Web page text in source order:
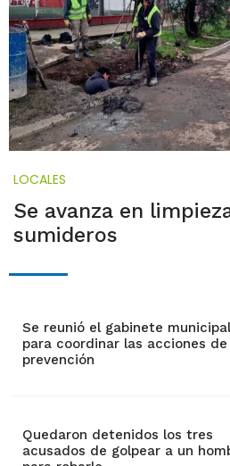
LOCALES
Se avanza en
sumideros
Se reunió el gabinete municipal
para coordinar las acciones de
prevención
Quedaron detenidos los tres
acusados de golpear a un